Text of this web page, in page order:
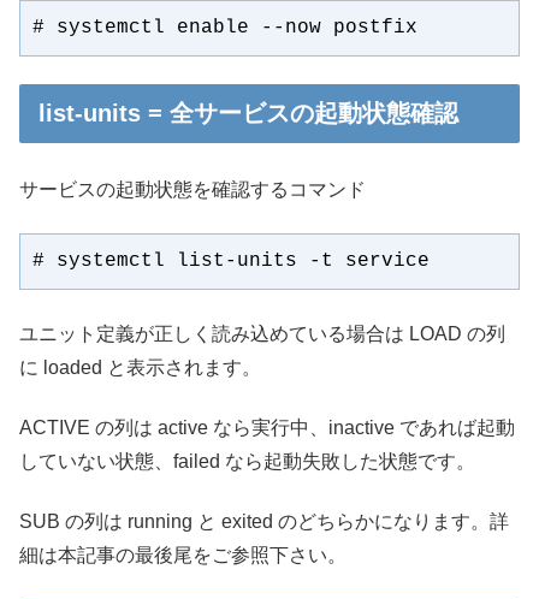
# systemctl enable --now postfix
list-units = 全サービスの起動状態確認
サービスの起動状態を確認するコマンド
# systemctl list-units -t service
ユニット定義が正しく読み込めている場合は LOAD の列
に loaded と表示されます。
ACTIVE の列は active なら実行中、inactive であれば起動
していない状態、failed なら起動失敗した状態です。
SUB の列は running と exited のどちらかになります。詳
細は本記事の最後尾をご参照下さい。